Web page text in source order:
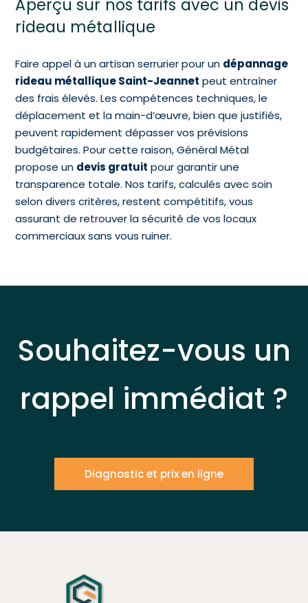
Aperçu sur nos tarifs avec un devis
rideau métallique
Faire appel à un artisan serrurier pour un dépannage
rideau métallique Saint-Jeannet peut entraîner
des frais élevés. Les compétences techniques, le
déplacement et la main-d’œuvre, bien que justifiés,
peuvent rapidement dépasser vos prévisions
budgétaires. Pour cette raison, Général Métal
propose un devis gratuit pour garantir une
transparence totale. Nos tarifs, calculés avec soin
selon divers critères, restent compétitifs, vous
assurant de retrouver la sécurité de vos locaux
commerciaux sans vous ruiner.
Souhaitez-vous un
rappel immédiat ?
Diagnostic et prix en ligne